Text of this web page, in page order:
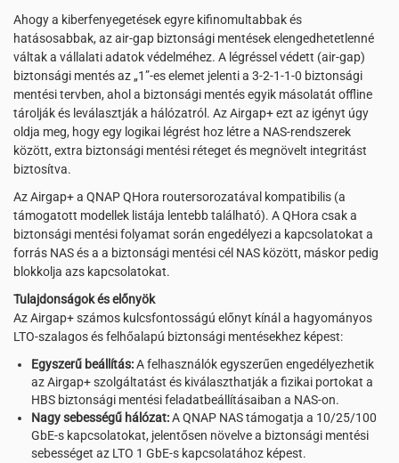
Ahogy a kiberfenyegetések egyre kifinomultabbak és
hatásosabbak, az air-gap biztonsági mentések elengedhetetlenné
váltak a vállalati adatok védelméhez. A légréssel védett (air-gap)
biztonsági mentés az „1”-es elemet jelenti a 3-2-1-1-0 biztonsági
mentési tervben, ahol a biztonsági mentés egyik másolatát offline
tárolják és leválasztják a hálózatról. Az Airgap+ ezt az igényt úgy
oldja meg, hogy egy logikai légrést hoz létre a NAS-rendszerek
között, extra biztonsági mentési réteget és megnövelt integritást
biztosítva.
Az Airgap+ a QNAP QHora routersorozatával kompatibilis (a
támogatott modellek listája lentebb található). A QHora csak a
biztonsági mentési folyamat során engedélyezi a kapcsolatokat a
forrás NAS és a a biztonsági mentési cél NAS között, máskor pedig
blokkolja azs kapcsolatokat.
Tulajdonságok és előnyök
Az Airgap+ számos kulcsfontosságú előnyt kínál a hagyományos
LTO-szalagos és felhőalapú biztonsági mentésekhez képest:
Egyszerű beállítás:A felhasználók egyszerűen engedélyezhetik
az Airgap+ szolgáltatást és kiválaszthatják a fizikai portokat a
HBS biztonsági mentési feladatbeállításaiban a NAS-on.
Nagy sebességű hálózat:A QNAP NAS támogatja a 10/25/100
GbE-s kapcsolatokat, jelentősen növelve a biztonsági mentési
sebességet az LTO 1 GbE-s kapcsolatához képest.